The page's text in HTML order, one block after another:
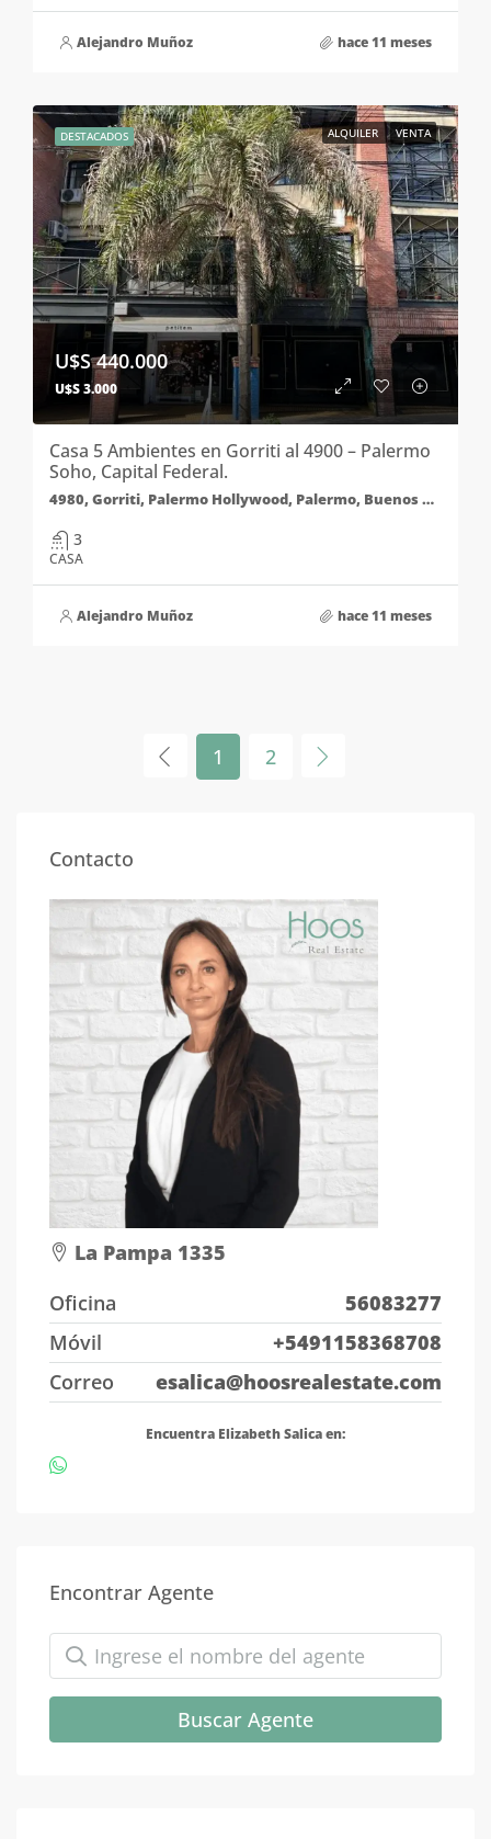
Alejandro Muñoz hace 11 meses
DESTACADOS ALQUILER VENTA
U$S 440.000
U$S 3.000
Casa 5 Ambientes en Gorriti al 4900 – Palermo
Soho, Capital Federal.
4980, Gorriti, Palermo Hollywood, Palermo, Buenos Aires, Distrito Audiovisual, Comuna 14, Ciudad Autónoma de Buenos Aires, C1414DKE, Argentina
3
CASA
Alejandro Muñoz hace 11 meses
1 2
Contacto
La Pampa 1335
Oficina
56083277
Móvil
+5491158368708
Correo
esalica@hoosrealestate.com
Encuentra Elizabeth Salica en:
Encontrar Agente
Buscar Agente